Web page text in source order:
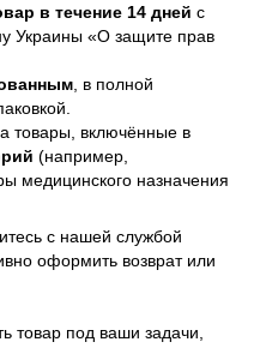
в течение 14 дней с
Украины «О защите прав
, в полной
товары, включённые в
(например,
медицинского назначения
с нашей службой
оформить возврат или
товар под ваши задачи,